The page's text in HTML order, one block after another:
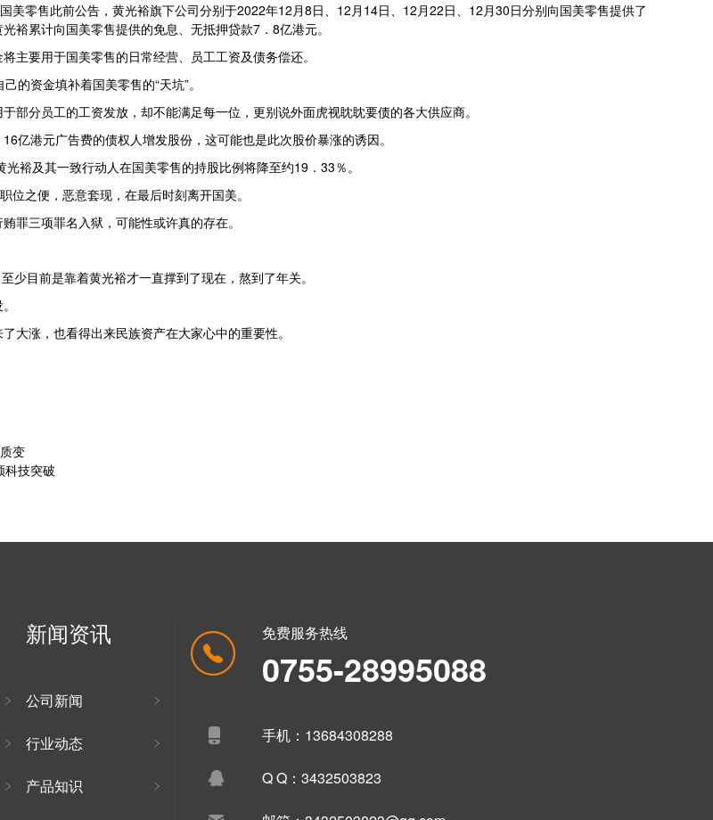
零售此前公告，黄光裕旗下公司分别于2022年12月8日、12月14日、12月22日、12月30日分别向国美零售提供了
裕累计向国美零售提供的免息、无抵押贷款7．8亿港元。
主要用于国美零售的日常经营、员工工资及债务偿还。
的资金填补着国美零售的“天坑”。
分员工的工资发放，却不能满足每一位，更别说外面虎视眈眈要债的各大供应商。
亿港元广告费的债权人增发股份，这可能也是此次股价暴涨的诱因。
裕及其一致行动人在国美零售的持股比例将降至约19．33％。
位之便，恶意套现，在最后时刻离开国美。
罪三项罪名入狱，可能性或许真的存在。
少目前是靠着黄光裕才一直撑到了现在，熬到了年关。
大涨，也看得出来民族资产在大家心中的重要性。
变
科技突破
新闻资讯
公司新闻
行业动态
产品知识
免费服务热线
0755-28995088
手机：13684308288
Q Q：3432503823